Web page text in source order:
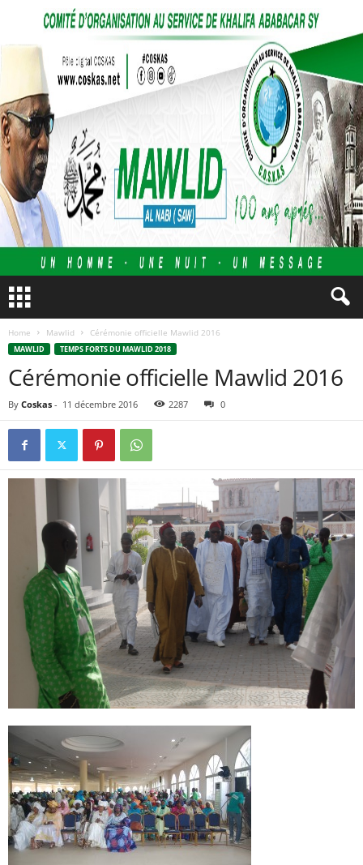
Home Mawlid Cérémonie officielle Mawlid 2016
MAWLID TEMPS FORTS DU MAWLID 2018
Cérémonie officielle Mawlid 2016
By Coskas - 11 décembre 2016 2287 0